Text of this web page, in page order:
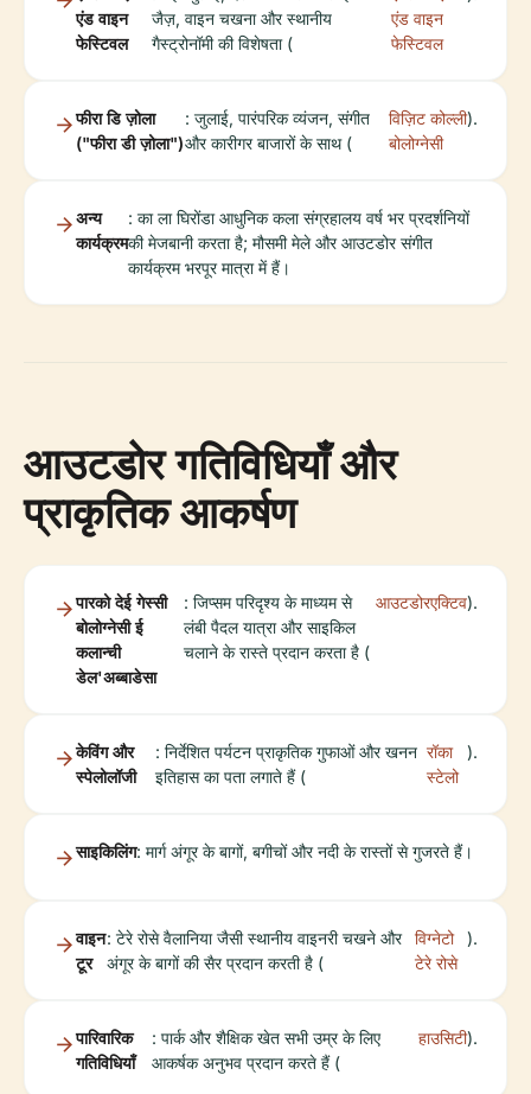
एंड वाइन
फेस्टिवल
जैज़, वाइन चखना और स्थानीय
गैस्ट्रोनॉमी की विशेषता (
एंड वाइन
फेस्टिवल
फीरा डि ज़ोला
("फीरा डी ज़ोला")
: जुलाई, पारंपरिक व्यंजन, संगीत
और कारीगर बाजारों के साथ (
विज़िट कोल्ली
बोलोग्नेसी
).
अन्य
कार्यक्रम
: का ला घिरोंडा आधुनिक कला संग्रहालय वर्ष भर प्रदर्शनियों
की मेजबानी करता है; मौसमी मेले और आउटडोर संगीत
कार्यक्रम भरपूर मात्रा में हैं।
आउटडोर गतिविधियाँ और
प्राकृतिक आकर्षण
पारको देई गेस्सी
बोलोग्नेसी ई
कलान्ची
डेल'अब्बाडेसा
: जिप्सम परिदृश्य के माध्यम से
लंबी पैदल यात्रा और साइकिल
चलाने के रास्ते प्रदान करता है (
आउटडोरएक्टिव).
केविंग और
स्पेलोलॉजी
: निर्देशित पर्यटन प्राकृतिक गुफाओं और खनन
इतिहास का पता लगाते हैं (
रॉका
स्टेलो
).
साइकिलिंग: मार्ग अंगूर के बागों, बगीचों और नदी के रास्तों से गुजरते हैं।
वाइन
टूर
: टेरे रोसे वैलानिया जैसी स्थानीय वाइनरी चखने और
अंगूर के बागों की सैर प्रदान करती है (
विग्नेटो
टेरे रोसे
).
पारिवारिक
गतिविधियाँ
: पार्क और शैक्षिक खेत सभी उम्र के लिए
आकर्षक अनुभव प्रदान करते हैं (
हाउसिटी).